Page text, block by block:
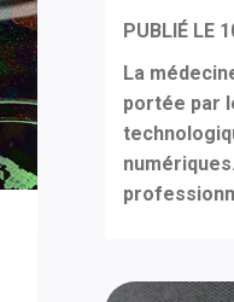
PUBLIÉ LE
La
portée par